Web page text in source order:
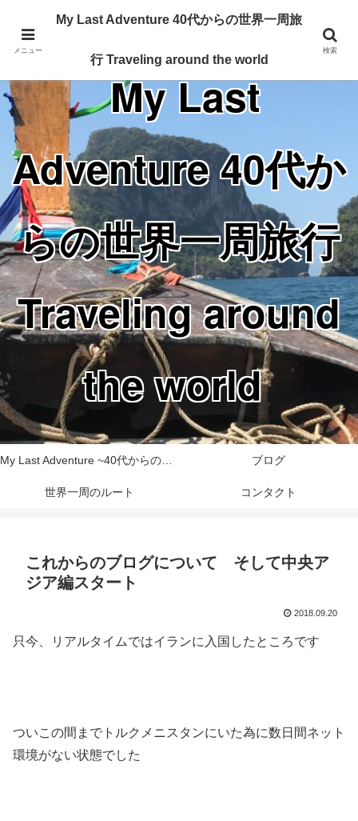
Traveling around the world from my 40's
My Last
Adventure 40代か
らの世界一周旅行
Traveling around
the world
My Last Adventure ~40代からの世界一周旅行記~ ブログ
世界一周のルート コンタクト
これからのブログについて そして中央ア
ジア編スタート
2018.09.20
只今、リアルタイムではイランに入国したところです
ついこの間までトルクメニスタンにいた為に数日間ネット
環境がない状態でした
メニュー
My Last Adventure 40代からの世界一周旅
行 Traveling around the world
検索